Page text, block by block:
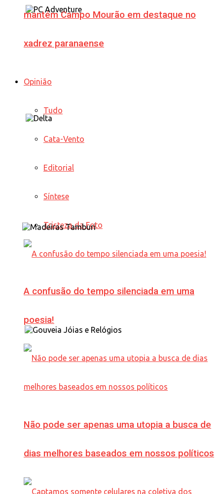
mantém Campo Mourão em destaque no
xadrez paranaense
Opinião
Tudo
Cata-Vento
Editorial
Síntese
Tristeza da Foto
A confusão do tempo silenciada em uma
poesia!
Não pode ser apenas uma utopia a busca de
dias melhores baseados em nossos políticos